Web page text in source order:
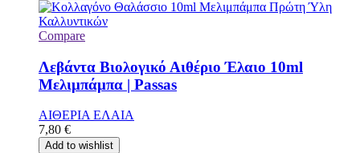
Compare
Λεβάντα Βιολογικό Αιθέριο Έλαιο 10ml
Μελιμπάμπα | Passas
ΑΙΘΕΡΙΑ ΕΛΑΙΑ
7,80 €
Add to wishlist